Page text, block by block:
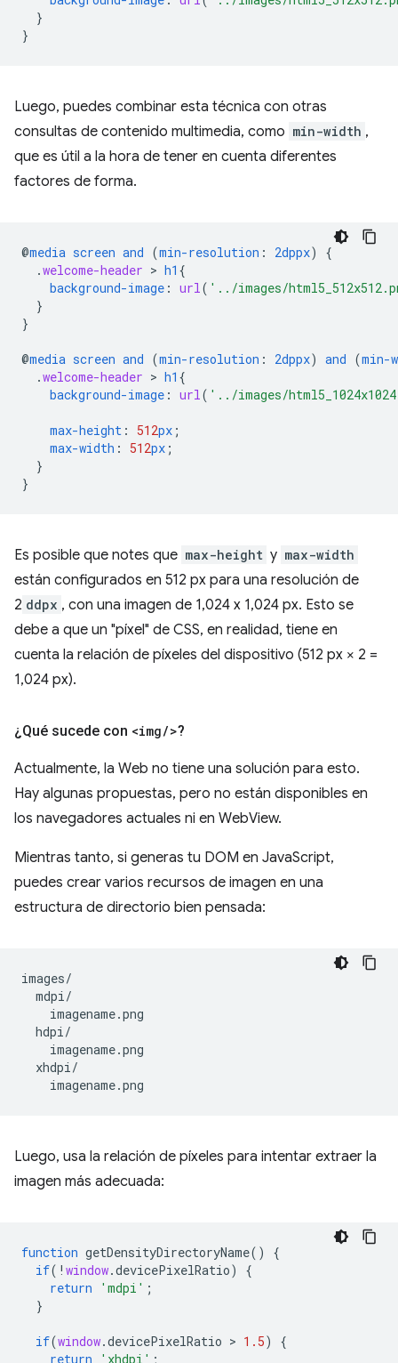
}
}
Luego, puedes combinar esta técnica con otras
consultas de contenido multimedia, como min-width ,
que es útil a la hora de tener en cuenta diferentes
factores de forma.
@media screen and (min-resolution : 2dppx)
{
.welcome-header > h1 {
background-image : url( '../images/
}
}
@media screen and (min-resolution : 2dppx) and (min-
.welcome-header > h1 {
background-image : url( '../images/
max-height : 512px ;
max-width : 512px ;
}
}
Es posible que notes que max-height y max-width
están configurados en 512 px para una resolución de
2 ddpx , con una imagen de 1,024 x 1,024 px. Esto se
debe a que un "píxel" de CSS, en realidad, tiene en
cuenta la relación de píxeles del dispositivo (512 px × 2 =
1,024 px).
¿Qué sucede con <img/>?
Actualmente, la Web no tiene una solución para esto.
Hay algunas propuestas, pero no están disponibles en
los navegadores actuales ni en WebView.
Mientras tanto, si generas tu DOM en JavaScript,
puedes crear varios recursos de imagen en una
estructura de directorio bien pensada:
images/
  mdpi/
    imagename.png
  hdpi/
    imagename.png
  xhdpi/
Luego, usa la relación de píxeles para intentar extraer la
imagen más adecuada:
function getDensityDirectoryName()
{
if( ! window.devicePixelRatio)
{
return
'mdpi' ;
}
if(window.devicePixelRatio > 1.5)
{
return
'xhdpi' ;